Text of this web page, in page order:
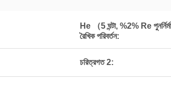
He （5 ঘন্টা, %2% Re
রৈখিক পরিবর্তন:
চরিত্রগত 2: